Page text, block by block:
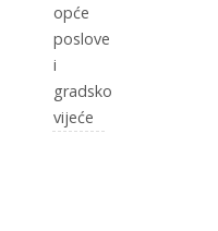
opće
poslove
i
gradsko
vijeće